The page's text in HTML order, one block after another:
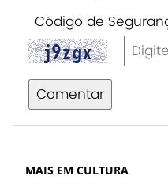
Código de
Comentar
MAIS EM CULTURA